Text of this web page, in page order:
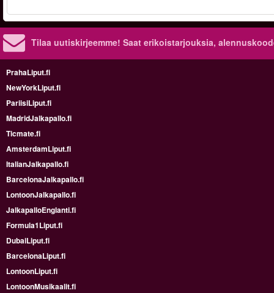
Tilaa uutiskirjeemme! Saat erikoistarjouksia,
PrahaLiput.fi
NewYorkLiput.fi
PariisiLiput.fi
MadridJalkapallo.fi
Ticmate.fi
AmsterdamLiput.fi
ItalianJalkapallo.fi
BarcelonaJalkapallo.fi
LontoonJalkapallo.fi
JalkapalloEnglanti.fi
Formula1Liput.fi
DubaiLiput.fi
BarcelonaLiput.fi
LontoonLiput.fi
LontoonMusikaalit.fi